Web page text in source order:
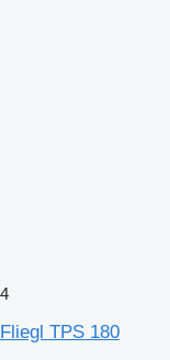
4
Fliegl TPS 180